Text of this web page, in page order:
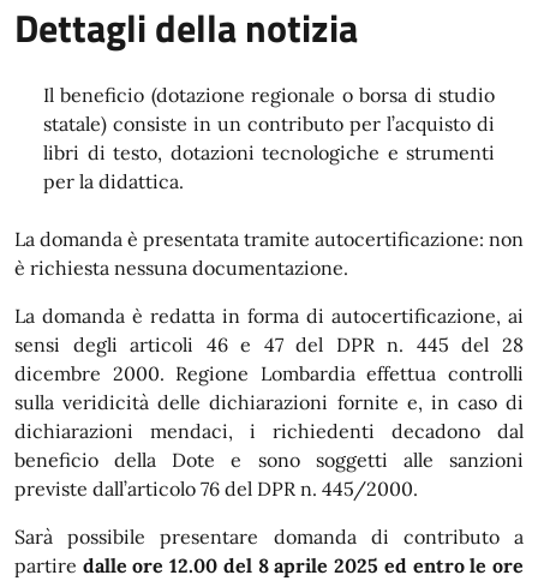
Dettagli della notizia
Il beneficio (dotazione regionale o borsa di studio
statale) consiste in un contributo per l’acquisto di
libri di testo, dotazioni tecnologiche e strumenti
per la didattica.
La domanda è presentata tramite autocertificazione: non
è richiesta nessuna documentazione.
La domanda è redatta in forma di autocertificazione, ai
sensi degli articoli 46 e 47 del DPR n. 445 del 28
dicembre 2000. Regione Lombardia effettua controlli
sulla veridicità delle dichiarazioni fornite e, in caso di
dichiarazioni mendaci, i richiedenti decadono dal
beneficio della Dote e sono soggetti alle sanzioni
previste dall’articolo 76 del DPR n. 445/2000.
Sarà possibile presentare domanda di contributo a
partire dalle ore 12.00 del 8 aprile 2025 ed entro le ore